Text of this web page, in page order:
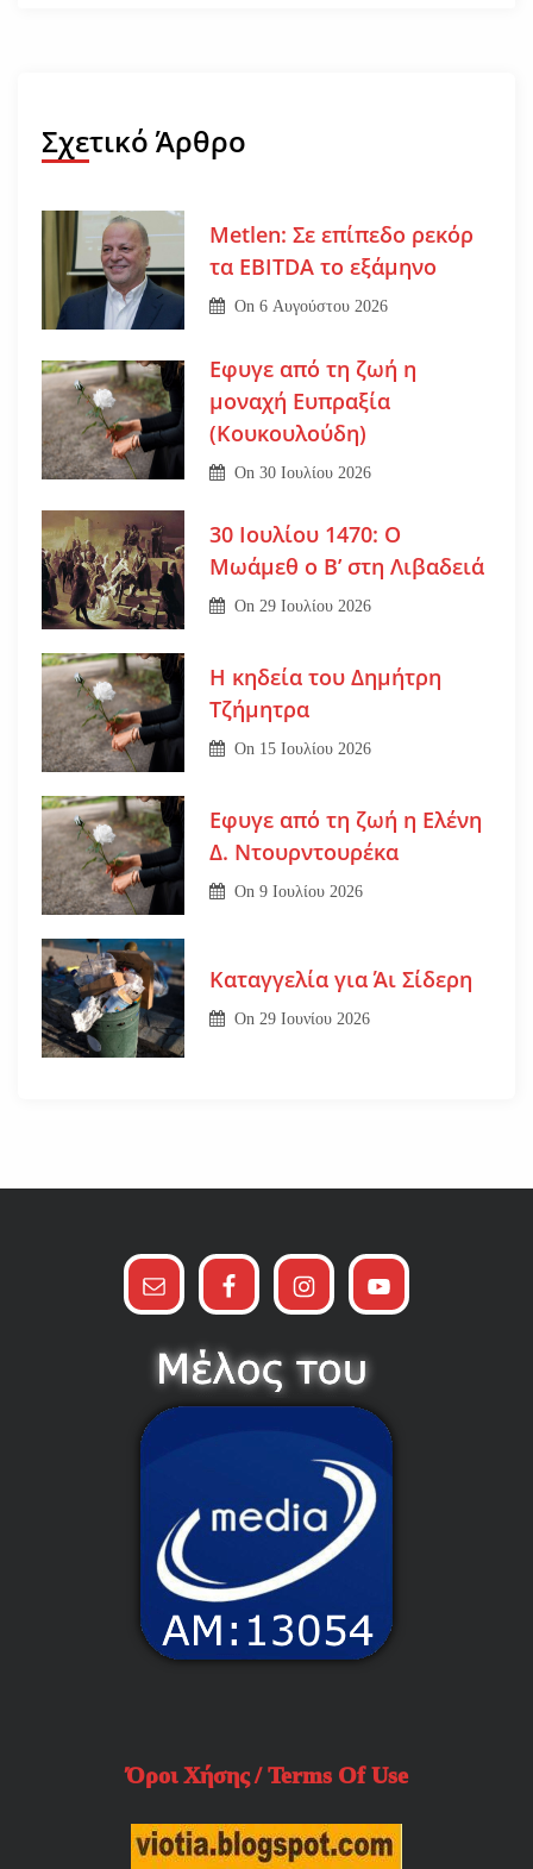
Σχετικό Άρθρο
Metlen: Σε επίπεδο ρεκόρ
τα EBITDA το εξάμηνο
On6 Αυγούστου 2026
Εφυγε από τη ζωή η
μοναχή Ευπραξία
(Κουκουλούδη)
On30 Ιουλίου 2026
30 Ιουλίου 1470: Ο
Μωάμεθ ο Β’ στη Λιβαδειά
On29 Ιουλίου 2026
Η κηδεία του Δημήτρη
Τζήμητρα
On 15 Ιουλίου 2026
Εφυγε από τη ζωή η Ελένη
Δ. Ντουρντουρέκα
On9 Ιουλίου 2026
Καταγγελία για Άι Σίδερη
On 29 Ιουνίου 2026
Όροι Χήσης / Terms Of Use